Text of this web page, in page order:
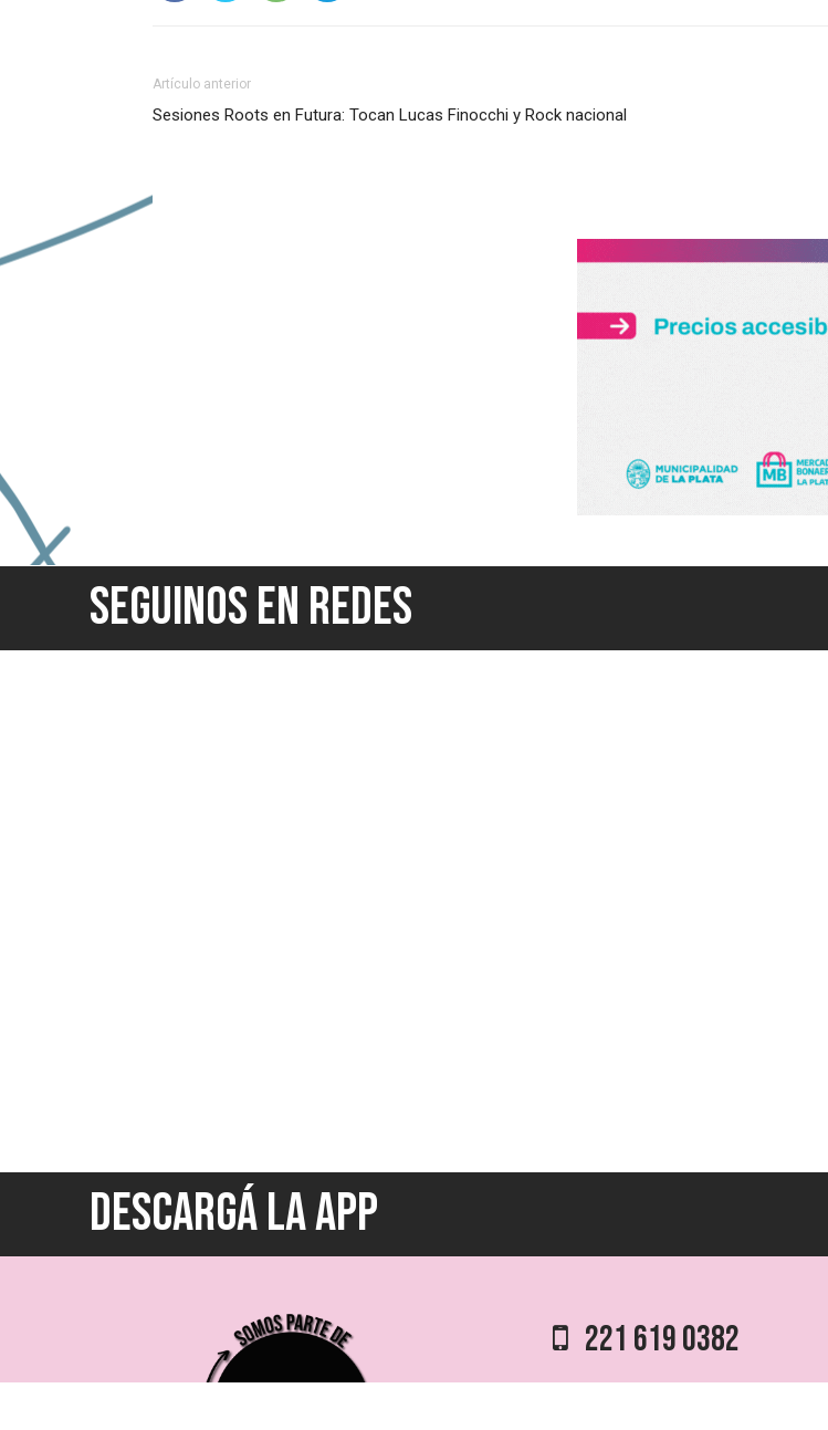
Artículo anterior
Sesiones Roots en Futura: Tocan Lucas Finocchi y Rock nacional
SEGUINOS EN REDES
DESCARGÁ LA APP
221 619 0382